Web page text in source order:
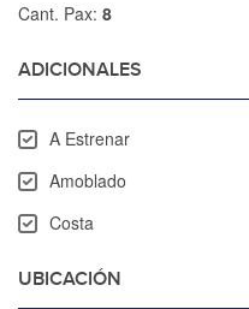
Cant. Pax: 8
ADICIONALES
A Estrenar
Amoblado
Costa
UBICACIÓN